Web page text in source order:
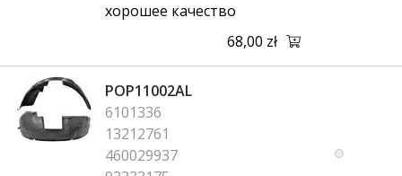
хорошее качество
68,00 zł
POP11002AL
6101336
13212761
460029937